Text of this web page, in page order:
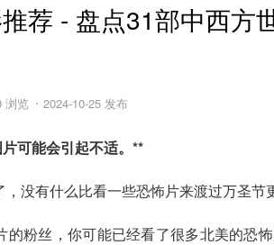
荐 - 盘点31部中西方
浏览 2024-10-25 发布
可能会引起不适。**
没有什么比看一些恐怖片来渡过万圣节
的粉丝，你可能已经看了很多北美的恐